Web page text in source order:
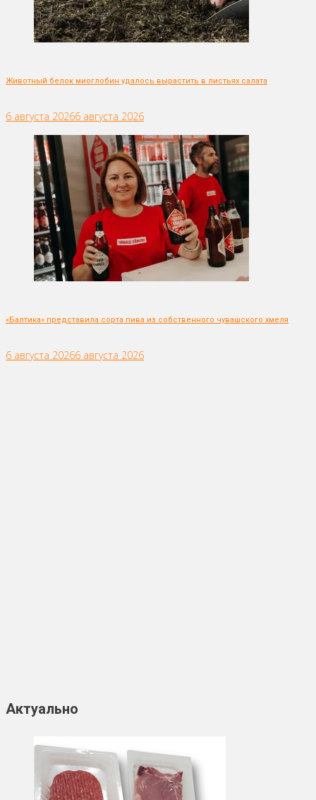
Животный белок миоглобин удалось вырастить в листьях салата
6 августа 20266 августа 2026
«Балтика» представила сорта пива из собственного чувашского хмеля
6 августа 20266 августа 2026
Актуально